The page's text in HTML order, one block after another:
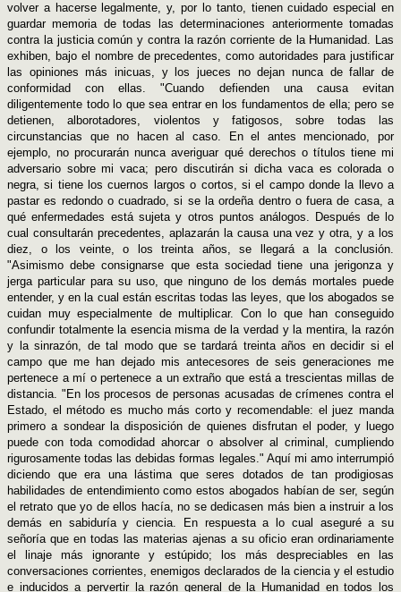
volver a hacerse legalmente, y, por lo tanto, tienen cuidado especial en
guardar memoria de todas las determinaciones anteriormente tomadas
contra la justicia común y contra la razón corriente de la Humanidad. Las
exhiben, bajo el nombre de precedentes, como autoridades para justificar
las opiniones más inicuas, y los jueces no dejan nunca de fallar de
conformidad con ellas. "Cuando defienden una causa evitan
diligentemente todo lo que sea entrar en los fundamentos de ella; pero se
detienen, alborotadores, violentos y fatigosos, sobre todas las
circunstancias que no hacen al caso. En el antes mencionado, por
ejemplo, no procurarán nunca averiguar qué derechos o títulos tiene mi
adversario sobre mi vaca; pero discutirán si dicha vaca es colorada o
negra, si tiene los cuernos largos o cortos, si el campo donde la llevo a
pastar es redondo o cuadrado, si se la ordeña dentro o fuera de casa, a
qué enfermedades está sujeta y otros puntos análogos. Después de lo
cual consultarán precedentes, aplazarán la causa una vez y otra, y a los
diez, o los veinte, o los treinta años, se llegará a la conclusión.
"Asimismo debe consignarse que esta sociedad tiene una jerigonza y
jerga particular para su uso, que ninguno de los demás mortales puede
entender, y en la cual están escritas todas las leyes, que los abogados se
cuidan muy especialmente de multiplicar. Con lo que han conseguido
confundir totalmente la esencia misma de la verdad y la mentira, la razón
y la sinrazón, de tal modo que se tardará treinta años en decidir si el
campo que me han dejado mis antecesores de seis generaciones me
pertenece a mí o pertenece a un extraño que está a trescientas millas de
distancia. "En los procesos de personas acusadas de crímenes contra el
Estado, el método es mucho más corto y recomendable: el juez manda
primero a sondear la disposición de quienes disfrutan el poder, y luego
puede con toda comodidad ahorcar o absolver al criminal, cumpliendo
rigurosamente todas las debidas formas legales." Aquí mi amo interrumpió
diciendo que era una lástima que seres dotados de tan prodigiosas
habilidades de entendimiento como estos abogados habían de ser, según
el retrato que yo de ellos hacía, no se dedicasen más bien a instruir a los
demás en sabiduría y ciencia. En respuesta a lo cual aseguré a su
señoría que en todas las materias ajenas a su oficio eran ordinariamente
el linaje más ignorante y estúpido; los más despreciables en las
conversaciones corrientes, enemigos declarados de la ciencia y el estudio
e inducidos a pervertir la razón general de la Humanidad en todos los